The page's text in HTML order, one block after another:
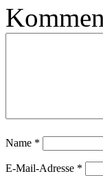
Name *
E-Mail-Adresse *